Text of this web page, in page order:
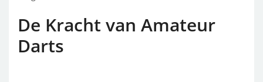
De Kracht van Amateur
Darts